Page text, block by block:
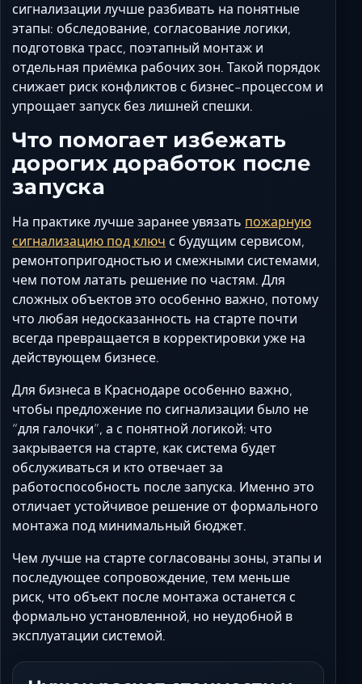
сигнализации лучше разбивать на понятные
этапы: обследование, согласование логики,
подготовка трасс, поэтапный монтаж и
отдельная приёмка рабочих зон. Такой порядок
снижает риск конфликтов с бизнес-процессом и
упрощает запуск без лишней спешки.
Что помогает избежать
дорогих доработок после
запуска
На практике лучше заранее увязать пожарную
сигнализацию под ключ с будущим сервисом,
ремонтопригодностью и смежными системами,
чем потом латать решение по частям. Для
сложных объектов это особенно важно, потому
что любая недосказанность на старте почти
всегда превращается в корректировки уже на
действующем бизнесе.
Для бизнеса в Краснодаре особенно важно,
чтобы предложение по сигнализации было не
“для галочки”, а с понятной логикой: что
закрывается на старте, как система будет
обслуживаться и кто отвечает за
работоспособность после запуска. Именно это
отличает устойчивое решение от формального
монтажа под минимальный бюджет.
Чем лучше на старте согласованы зоны, этапы и
последующее сопровождение, тем меньше
риск, что объект после монтажа останется с
формально установленной, но неудобной в
эксплуатации системой.